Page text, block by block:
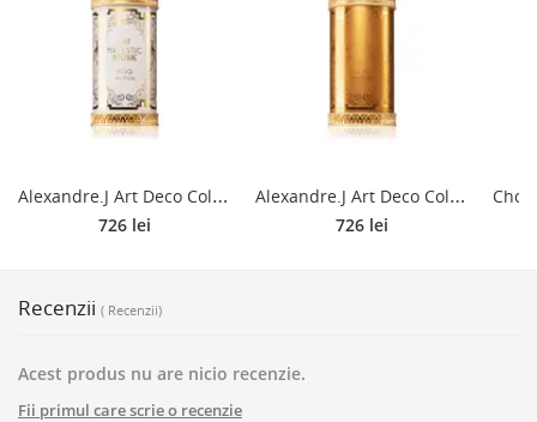
A
lexandre.J Art Deco Collector The Majestic Musk Eau de Parfum pentru femei 100 ml
726 lei
A
lexandre.J Art Deco Collector The Majestic Amber Eau de Parfum pentru femei 100 ml
726 lei
Recenzii ( Recenzii)
Acest produs nu are nicio recenzie.
Fii primul care scrie o recenzie